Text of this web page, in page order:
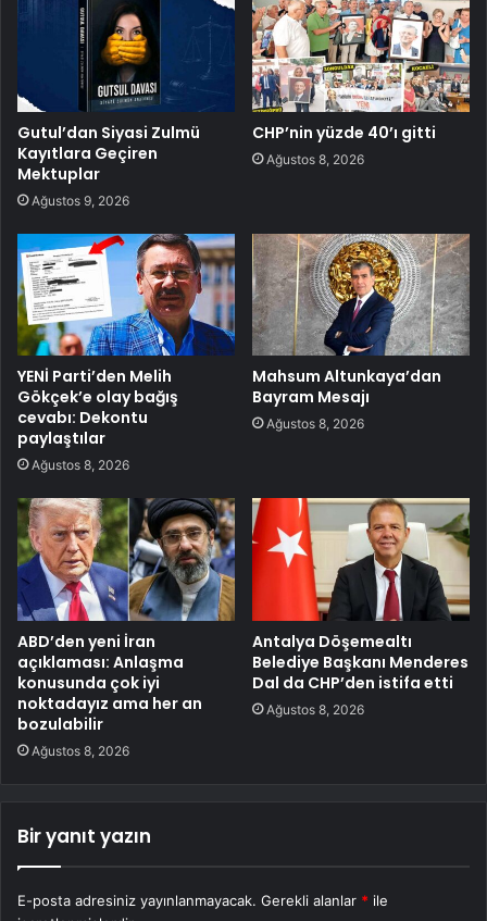
Gutul’dan Siyasi Zulmü
Kayıtlara Geçiren
Mektuplar
Ağustos 9, 2026
CHP’nin yüzde 40’ı gitti
Ağustos 8, 2026
YENİ Parti’den Melih
Gökçek’e olay bağış
cevabı: Dekontu
paylaştılar
Ağustos 8, 2026
Mahsum Altunkaya’dan
Bayram Mesajı
Ağustos 8, 2026
ABD’den yeni İran
açıklaması: Anlaşma
konusunda çok iyi
noktadayız ama her an
bozulabilir
Ağustos 8, 2026
Antalya Döşemealtı
Belediye Başkanı Menderes
Dal da CHP’den istifa etti
Ağustos 8, 2026
Bir yanıt yazın
E-posta adresiniz yayınlanmayacak. Gerekli alanlar * ile